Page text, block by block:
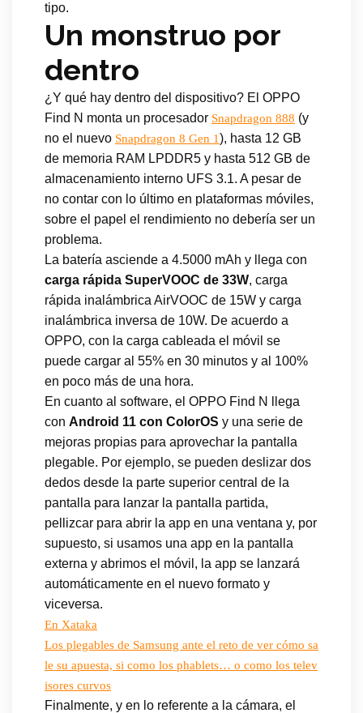
tipo.
Un monstruo por
dentro
¿Y qué hay dentro del dispositivo? El OPPO
Find N monta un procesador Snapdragon 888 (y
no el nuevo Snapdragon 8 Gen 1), hasta 12 GB
de memoria RAM LPDDR5 y hasta 512 GB de
almacenamiento interno UFS 3.1. A pesar de
no contar con lo último en plataformas móviles,
sobre el papel el rendimiento no debería ser un
problema.
La batería asciende a 4.5000 mAh y llega con
carga rápida SuperVOOC de 33W, carga
rápida inalámbrica AirVOOC de 15W y carga
inalámbrica inversa de 10W. De acuerdo a
OPPO, con la carga cableada el móvil se
puede cargar al 55% en 30 minutos y al 100%
en poco más de una hora.
En cuanto al software, el OPPO Find N llega
con Android 11 con ColorOS y una serie de
mejoras propias para aprovechar la pantalla
plegable. Por ejemplo, se pueden deslizar dos
dedos desde la parte superior central de la
pantalla para lanzar la pantalla partida,
pellizcar para abrir la app en una ventana y, por
supuesto, si usamos una app en la pantalla
externa y abrimos el móvil, la app se lanzará
automáticamente en el nuevo formato y
viceversa.
En Xataka
Los plegables de Samsung ante el reto de ver cómo sa
le su apuesta, si como los phablets… o como los telev
isores curvos
Finalmente, y en lo referente a la cámara, el